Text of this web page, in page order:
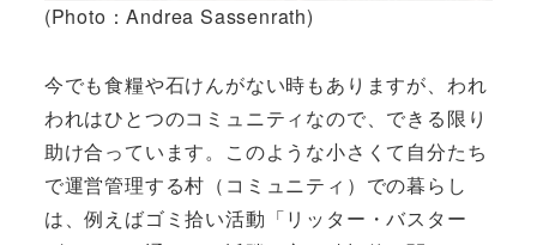
(Photo：Andrea Sassenrath)
今でも食糧や石けんがない時もありますが、われ
われはひとつのコミュニティなので、できる限り
助け合っています。このような小さくて自分たち
で運営管理する村（コミュニティ）での暮らし
は、例えばゴミ拾い活動「リッター・バスター